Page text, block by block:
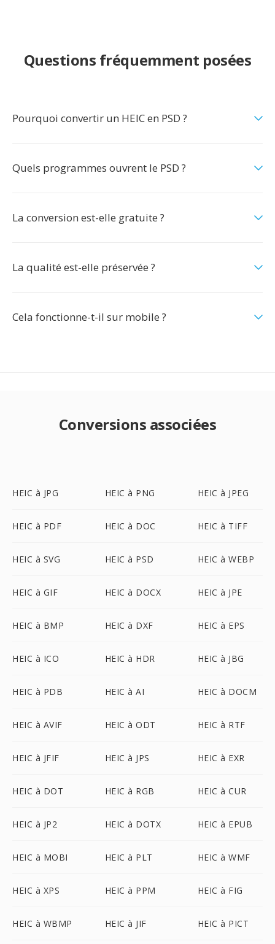
Questions fréquemment posées
Pourquoi convertir un HEIC en PSD ?
Quels programmes ouvrent le PSD ?
La conversion est-elle gratuite ?
La qualité est-elle préservée ?
Cela fonctionne-t-il sur mobile ?
Conversions associées
HEIC à JPG HEIC à PNG HEIC à JPEG
HEIC à PDF HEIC à DOC HEIC à TIFF
HEIC à SVG HEIC à PSD HEIC à WEBP
HEIC à GIF HEIC à DOCX HEIC à JPE
HEIC à BMP HEIC à DXF HEIC à EPS
HEIC à ICO HEIC à HDR HEIC à JBG
HEIC à PDB HEIC à AI HEIC à DOCM
HEIC à AVIF HEIC à ODT HEIC à RTF
HEIC à JFIF HEIC à JPS HEIC à EXR
HEIC à DOT HEIC à RGB HEIC à CUR
HEIC à JP2 HEIC à DOTX HEIC à EPUB
HEIC à MOBI HEIC à PLT HEIC à WMF
HEIC à XPS HEIC à PPM HEIC à FIG
HEIC à WBMP HEIC à JIF HEIC à PICT